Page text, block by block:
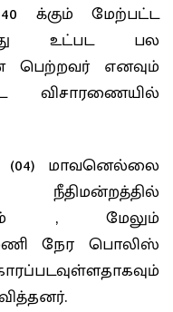
க்கும் மேற்பட்ட
உட்பட பல
பெற்றவர் எனவும்
(04) மாவனெல்லை
, மேலும்
நேர பொலிஸ்